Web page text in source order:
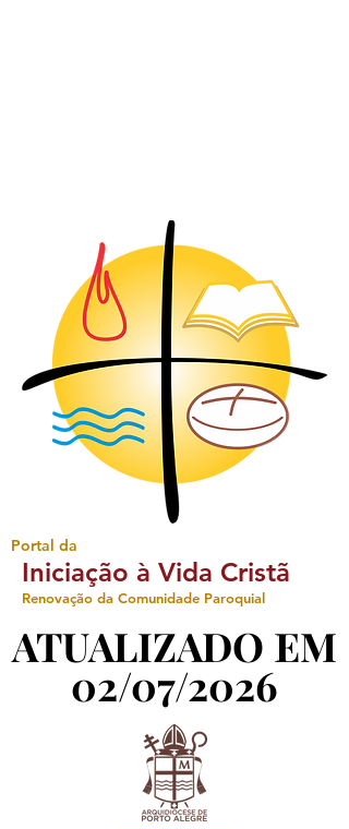
Portal da
Iniciação à Vida Cristã
Renovação da Comunidade Paroquial
ATUALIZADO EM
02/07/2026
ATUALIZADO EM
02/07/2026